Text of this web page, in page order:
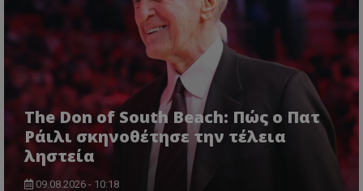
The Don of South Beach: Πώς ο Πατ
Ράιλι σκηνοθέτησε την τέλεια
ληστεία
09.08.2026 - 10:18